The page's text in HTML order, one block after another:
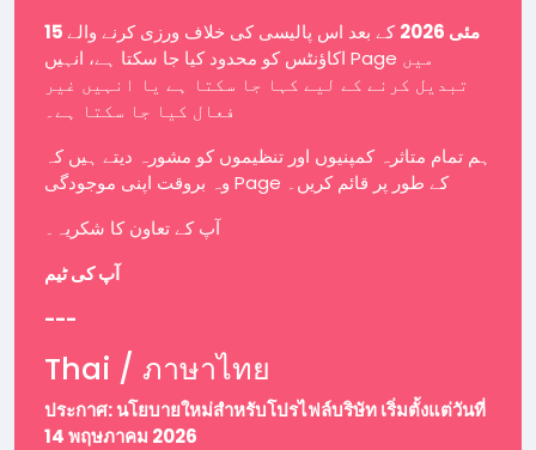
15 مئی 2026
کے بعد اس پالیسی کی خلاف ورزی کرنے والے
اکاؤنٹس کو محدود کیا جا سکتا ہے، انہیں Page میں
تبدیل کرنے کے لیے کہا جا سکتا ہے یا انہیں غیر
فعال کیا جا سکتا ہے۔
ہم تمام متاثرہ کمپنیوں اور تنظیموں کو مشورہ دیتے ہیں کہ
وہ بروقت اپنی موجودگی Page کے طور پر قائم کریں۔
آپ کے تعاون کا شکریہ۔
آپ کی ٹیم
---
Thai / ภาษาไทย
ประกาศ: นโยบายใหม่สำหรับโปรไฟล์บริษัท เริ่มตั้งแต่วันที่
14 พฤษภาคม 2026